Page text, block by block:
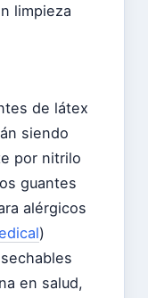
limpieza
de látex
siendo
por nitrilo
guantes
alérgicos
)
en salud,